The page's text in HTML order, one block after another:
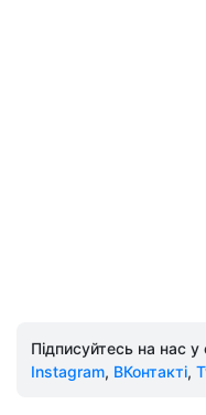
Підписуйтесь на нас
Instagram, ВКонтакті,